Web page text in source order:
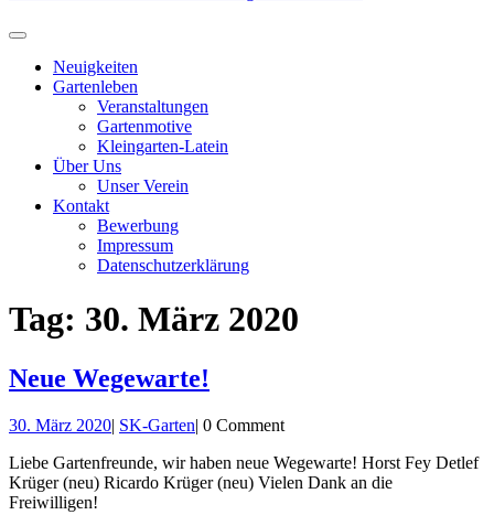
Open
ButtonNeuigkeiten
Gartenleben
Veranstaltungen
Gartenmotive
Kleingarten-Latein
Über Uns
Unser Verein
Kontakt
Bewerbung
Impressum
Datenschutzerklärung
Button
Tag: 30. März 2020
Neue Wegewarte!
30. März 202030.
2020
| SK-GartenSK-
| 0 Comment
Liebe Gartenfreunde, wir haben neue Wegewarte! Horst Fey Detlef
Krüger (neu) Ricardo Krüger (neu) Vielen Dank an die
Freiwilligen!